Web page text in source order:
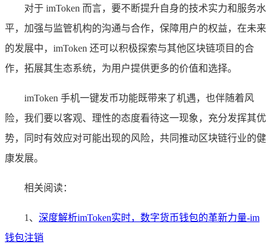
对于 imToken 而言，要不断提升自身的技术实力和服务水
平，加强与监管机构的沟通与合作，保障用户的权益，在未来
的发展中，imToken 还可以积极探索与其他区块链项目的合
作，拓展其生态系统，为用户提供更多的价值和选择。
imToken 手机一键发币功能既带来了机遇，也伴随着风
险，我们要以客观、理性的态度看待这一现象，充分发挥其优
势，同时有效应对可能出现的风险，共同推动区块链行业的健
康发展。
相关阅读：
1、 深度解析imToken实时，数字货币钱包的革新力量-im
钱包注销